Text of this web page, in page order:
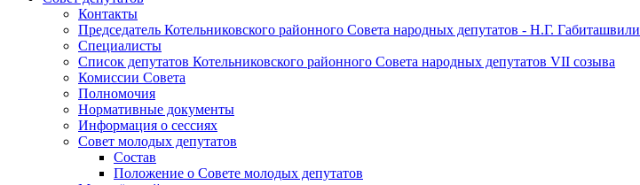
Контакты
Председатель Котельниковского районного Совета народных депутатов - Н.Г. Габиташвили
Специалисты
Список депутатов Котельниковского районного Совета народных депутатов VII созыва
Комиссии Совета
Полномочия
Нормативные документы
Информация о сессиях
Совет молодых депутатов
Состав
Положение о Совете молодых депутатов